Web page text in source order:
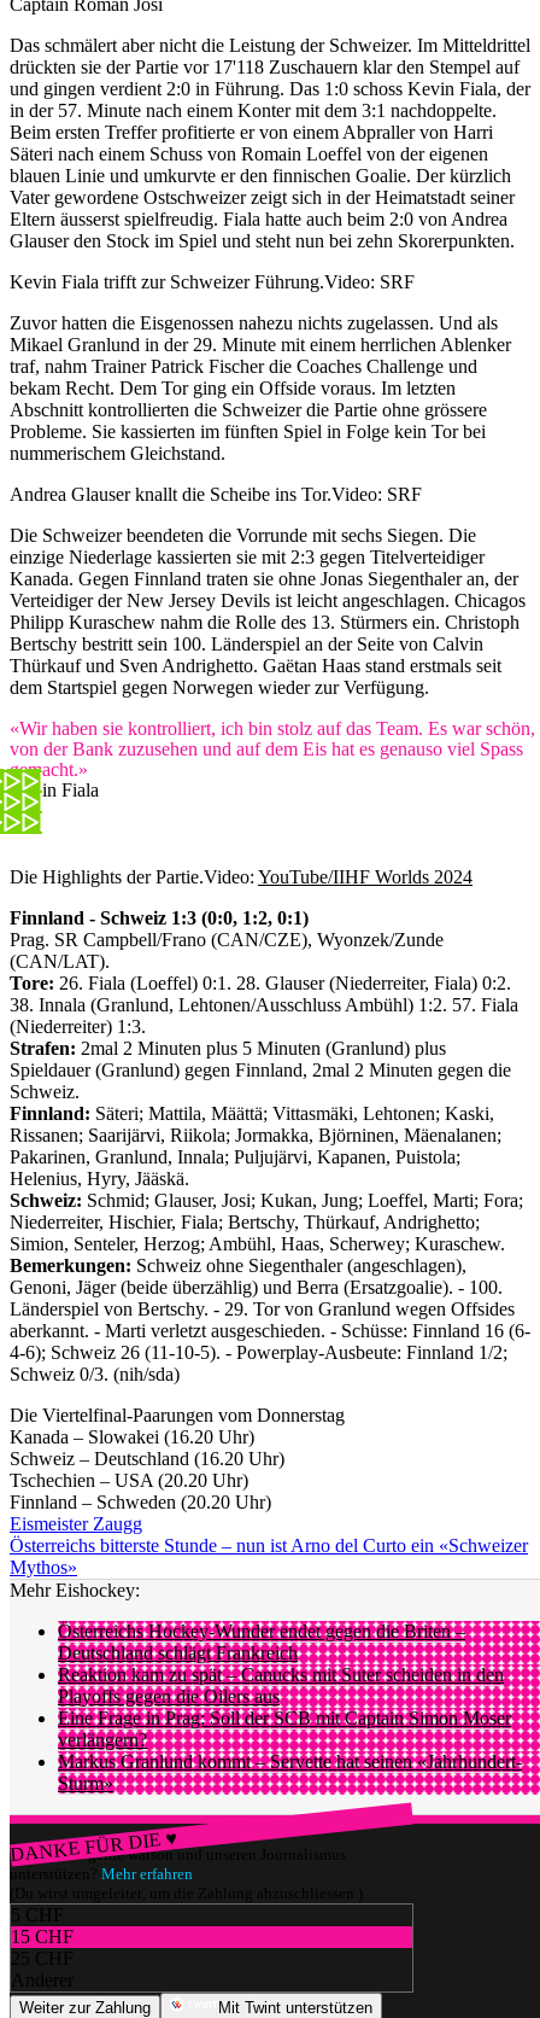
Das schmälert aber nicht die Leistung der Schweizer. Im Mitteldrittel
drückten sie der Partie vor 17'118 Zuschauern klar den Stempel auf
und gingen verdient 2:0 in Führung. Das 1:0 schoss Kevin Fiala, der
in der 57. Minute nach einem Konter mit dem 3:1 nachdoppelte.
Beim ersten Treffer profitierte er von einem Abpraller von Harri
Säteri nach einem Schuss von Romain Loeffel von der eigenen
blauen Linie und umkurvte er den finnischen Goalie. Der kürzlich
Vater gewordene Ostschweizer zeigt sich in der Heimatstadt seiner
Eltern äusserst spielfreudig. Fiala hatte auch beim 2:0 von Andrea
Glauser den Stock im Spiel und steht nun bei zehn Skorerpunkten.
Kevin Fiala trifft zur Schweizer Führung.Video: SRF
Zuvor hatten die Eisgenossen nahezu nichts zugelassen. Und als
Mikael Granlund in der 29. Minute mit einem herrlichen Ablenker
traf, nahm Trainer Patrick Fischer die Coaches Challenge und
bekam Recht. Dem Tor ging ein Offside voraus. Im letzten
Abschnitt kontrollierten die Schweizer die Partie ohne grössere
Probleme. Sie kassierten im fünften Spiel in Folge kein Tor bei
nummerischem Gleichstand.
Andrea Glauser knallt die Scheibe ins Tor.Video: SRF
Die Schweizer beendeten die Vorrunde mit sechs Siegen. Die
einzige Niederlage kassierten sie mit 2:3 gegen Titelverteidiger
Kanada. Gegen Finnland traten sie ohne Jonas Siegenthaler an, der
Verteidiger der New Jersey Devils ist leicht angeschlagen. Chicagos
Philipp Kuraschew nahm die Rolle des 13. Stürmers ein. Christoph
Bertschy bestritt sein 100. Länderspiel an der Seite von Calvin
Thürkauf und Sven Andrighetto. Gaëtan Haas stand erstmals seit
dem Startspiel gegen Norwegen wieder zur Verfügung.
«Wir haben sie kontrolliert, ich bin stolz auf das Team. Es war schön,
von der Bank zuzusehen und auf dem Eis hat es genauso viel Spass
gemacht.»
Kevin Fiala
Die Highlights der Partie.Video: YouTube/IIHF Worlds 2024
Finnland - Schweiz 1:3 (0:0, 1:2, 0:1)
Prag. SR Campbell/Frano (CAN/CZE), Wyonzek/Zunde
(CAN/LAT).
Tore: 26. Fiala (Loeffel) 0:1. 28. Glauser (Niederreiter, Fiala) 0:2.
38. Innala (Granlund, Lehtonen/Ausschluss Ambühl) 1:2. 57. Fiala
(Niederreiter) 1:3.
Strafen: 2mal 2 Minuten plus 5 Minuten (Granlund) plus
Spieldauer (Granlund) gegen Finnland, 2mal 2 Minuten gegen die
Schweiz.
Finnland: Säteri; Mattila, Määttä; Vittasmäki, Lehtonen; Kaski,
Rissanen; Saarijärvi, Riikola; Jormakka, Björninen, Mäenalanen;
Pakarinen, Granlund, Innala; Puljujärvi, Kapanen, Puistola;
Helenius, Hyry, Jääskä.
Schweiz: Schmid; Glauser, Josi; Kukan, Jung; Loeffel, Marti; Fora;
Niederreiter, Hischier, Fiala; Bertschy, Thürkauf, Andrighetto;
Simion, Senteler, Herzog; Ambühl, Haas, Scherwey; Kuraschew.
Bemerkungen: Schweiz ohne Siegenthaler (angeschlagen),
Genoni, Jäger (beide überzählig) und Berra (Ersatzgoalie). - 100.
Länderspiel von Bertschy. - 29. Tor von Granlund wegen Offsides
aberkannt. - Marti verletzt ausgeschieden. - Schüsse: Finnland 16 (6-
4-6); Schweiz 26 (11-10-5). - Powerplay-Ausbeute: Finnland 1/2;
Schweiz 0/3. (nih/sda)
Die Viertelfinal-Paarungen vom Donnerstag
Kanada – Slowakei (16.20 Uhr)
Schweiz – Deutschland (16.20 Uhr)
Tschechien – USA (20.20 Uhr)
Finnland – Schweden (20.20 Uhr)
Eismeister Zaugg
Österreichs bitterste Stunde – nun ist Arno del Curto ein «Schweizer
Mythos»
Mehr Eishockey:
Österreichs Hockey-Wunder endet gegen die Briten –
Deutschland schlägt Frankreich
Reaktion kam zu spät – Canucks mit Suter scheiden in den
Playoffs gegen die Oilers aus
Eine Frage in Prag: Soll der SCB mit Captain Simon Moser
verlängern?
Markus Granlund kommt – Servette hat seinen «Jahrhundert-
Sturm»
DANKE FÜR DIE ♥
Würdest du gerne watson und unseren Journalismus
unterstützen? Mehr erfahren
(Du wirst umgeleitet, um die Zahlung abzuschliessen.)
5 CHF
15 CHF
25 CHF
Anderer
Weiter zur Zahlung
Mit Twint unterstützen